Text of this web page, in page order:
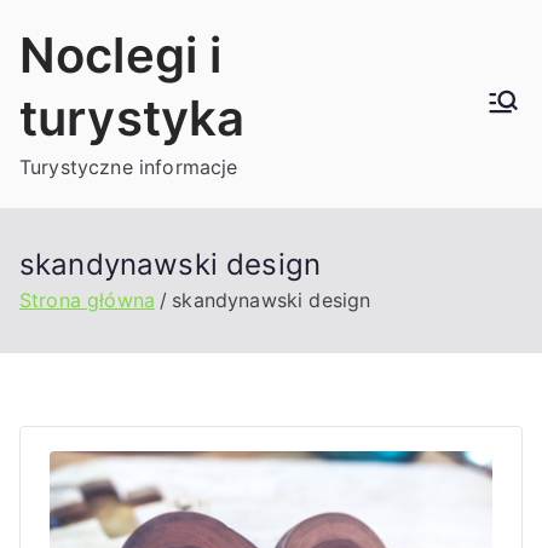
Noclegi i
turystyka
Turystyczne informacje
skandynawski design
Strona główna skandynawski design